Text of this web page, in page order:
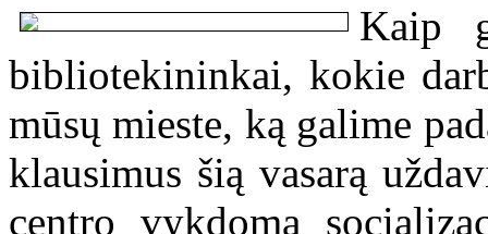
Kaip
bibliotekininkai, kokie
mūsų mieste, ką galime
klausimus šią vasarą
centro vykdomą